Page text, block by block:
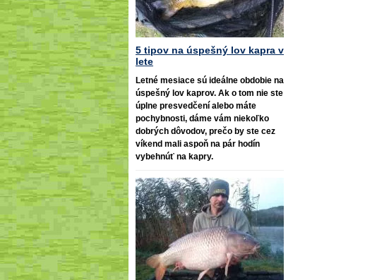
5 tipov na úspešný lov kapra v
lete
Letné mesiace sú ideálne obdobie na
úspešný lov kaprov. Ak o tom nie ste
úplne presvedčení alebo máte
pochybnosti, dáme vám niekoľko
dobrých dôvodov, prečo by ste cez
víkend mali aspoň na pár hodín
vybehnúť na kapry.